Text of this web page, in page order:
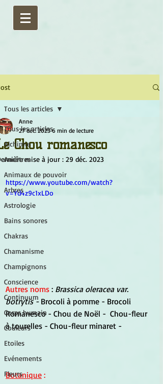
Tous les articles
Alchimie
Ancêtres
Animaux de pouvoir
Arbres
Astrologie
Bains sonores
Chakras
Chamanisme
Champignons
Conscience
Continuum
Corps humain
Couleurs
Etoiles
Evénements
Fleurs
Tous les articles
Chou romanesco
Anne
27 déc. 2023 6 min de lecture
mise à jour : 29 déc. 2023
https://www.youtube.com/watch?
v=Yd4z9c1xLDo
Autres noms : Brassica oleracea var.
botrytis - Brocoli à pomme - Brocoli
Romanesco - Chou de Noël -  Chou-fleur
à tourelles - Chou-fleur minaret -
Botanique :